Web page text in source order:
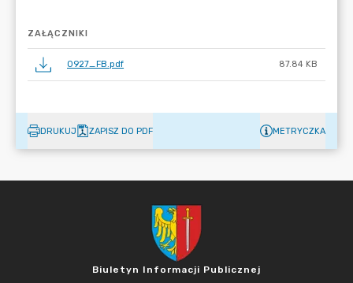
ZAŁĄCZNIKI
0927_FB.pdf 87.84 KB
DRUKUJ ZAPISZ DO PDF METRYCZKA
Biuletyn Informacji Publicznej